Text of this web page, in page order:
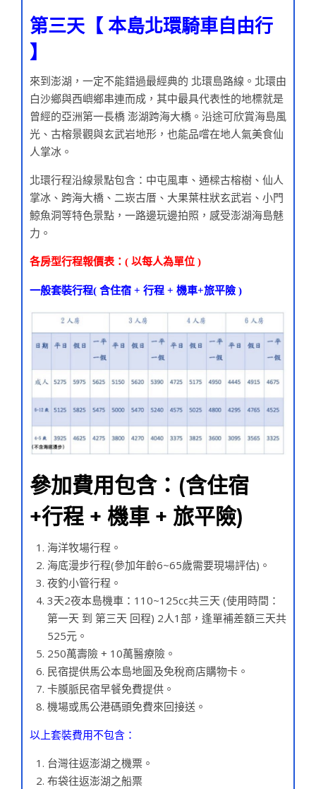
第三天【 本島北環騎車自由行
】
來到澎湖，一定不能錯過最經典的 北環島路線。北環由
白沙鄉與西嶼鄉串連而成，其中最具代表性的地標就是
曾經的亞洲第一長橋 澎湖跨海大橋。沿途可欣賞海島風
光、古榕景觀與玄武岩地形，也能品嚐在地人氣美食仙
人掌冰。
北環行程沿線景點包含：中屯風車、通樑古榕樹、仙人
掌冰、跨海大橋、二崁古厝、大果葉柱狀玄武岩、小門
鯨魚洞等特色景點，一路邊玩邊拍照，感受澎湖海島魅
力。
各房型行程報價表：( 以每人為單位 )
一般套裝行程( 含住宿 + 行程 + 機車+旅平險 )
參加費用包含：(含住宿
+行程 + 機車 + 旅平險)
海洋牧場行程。
海底漫步行程(參加年齡6~65歲需要現場評估)。
夜釣小管行程。
3天2夜本島機車：110~125cc共三天 (使用時間：
第一天 到 第三天 回程) 2人1部，逢單補差額三天共
525元。
250萬壽險 + 10萬醫療險。
民宿提供馬公本島地圖及免稅商店購物卡。
卡膜脈民宿早餐免費提供。
機場或馬公港碼頭免費來回接送。
以上套裝費用不包含：
台灣往返澎湖之機票。
布袋往返澎湖之船票